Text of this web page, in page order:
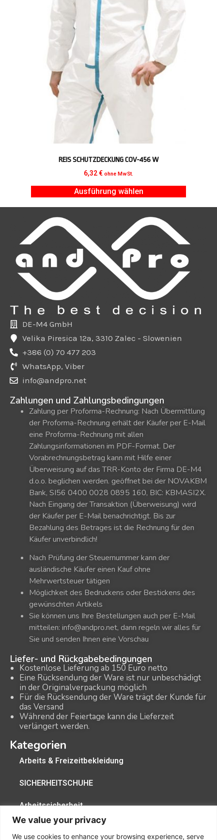
We value your privacy
We use cookies to enhance your browsing experience, serve
REIS SCHUTZDECKUNG COV-456 W
6,32€ ohne MwSt.
Ausführung wählen
DE-M4 GmbH
Velika Piresica 12a, 3310 Zalec - Slowenien
+386 (0) 70 477 203
WhatsApp, Viber
info@andpro.net
Zahlungen und Zahlungsbedingungen
Zahlung per Proforma-Rechnung: Nach Übermittlung
der Proforma-Rechnung erhält der Käufer per E-Mail
eine Proforma-Rechnung mit allen
Zahlungsinformationen im PDF-Format. Der
Vorabrechnungsbetrag kann mit Hilfe einer
Überweisung auf das TRR-Konto der Firma DE-M4
d.o.o. beglichen werden. geöffnet bei der NOVAKBM
Bank, SI56 0400 0028 0895 160, BIC: KBMASI2X.
Nach Eingang der Transaktion (Überweisung) wird
der Käufer per E-Mail benachrichtigt. Bis zur
Bezahlung des Betrages ist die Rechnung für den
Käufer unverbindlich!
Nach Prüfung der Steuernummer kann der
ausländische Käufer einen Kauf ohne
Mehrwertsteuer tätigen
Möglichkeit des Bedruckens oder Bestickens des
gewünschten Artikels
Sie können uns Ihre Bestellungen auch per E-Mail
mitteilen: info@andpro.net, dann regeln wir alles für
Sie und senden Ihnen eine Vorschau
Liefer- und Rückgabebedingungen
Kostenlose Lieferung ab 150 Euro netto
Eine Rücksendung der Ware ist nur unbeschädigt
in der Originalverpackung möglich
Für die Rücksendung der Ware trägt der Kunde für
das Versand
Während der Feiertage kann die Lieferzeit
verlängert werden.
Kategorien
Arbeits & Freizeitbekleidung
SICHERHEITSCHUHE
Arbeitssicherheit
BETRIEBSBEDARF